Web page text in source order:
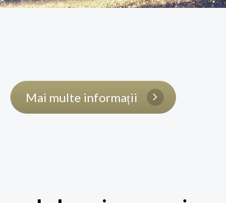
Mai multe informații